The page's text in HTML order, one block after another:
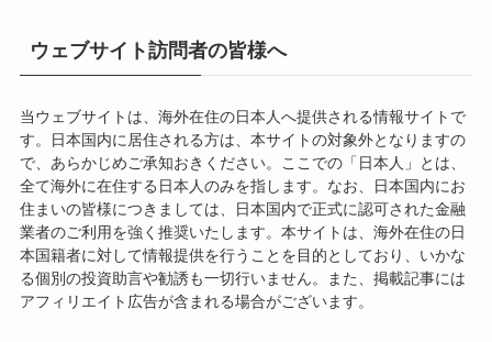
ウェブサイト訪問者の皆様へ
当ウェブサイトは、海外在住の日本人へ提供される情報サイトで
す。日本国内に居住される方は、本サイトの対象外となりますの
で、あらかじめご承知おきください。ここでの「日本人」とは、
全て海外に在住する日本人のみを指します。なお、日本国内にお
住まいの皆様につきましては、日本国内で正式に認可された金融
業者のご利用を強く推奨いたします。本サイトは、海外在住の日
本国籍者に対して情報提供を行うことを目的としており、いかな
る個別の投資助言や勧誘も一切行いません。また、掲載記事には
アフィリエイト広告が含まれる場合がございます。